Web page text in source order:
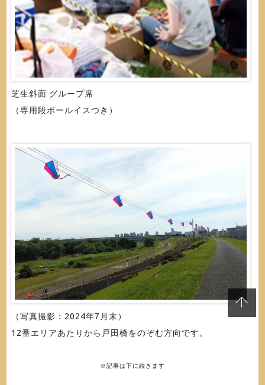
芝生斜面 グループ席
（専用段ボールイスつき）
（写真撮影：2024年7月末）
12番エリアあたりから戸田橋をのぞむ方向です。
※記事は下に続きます